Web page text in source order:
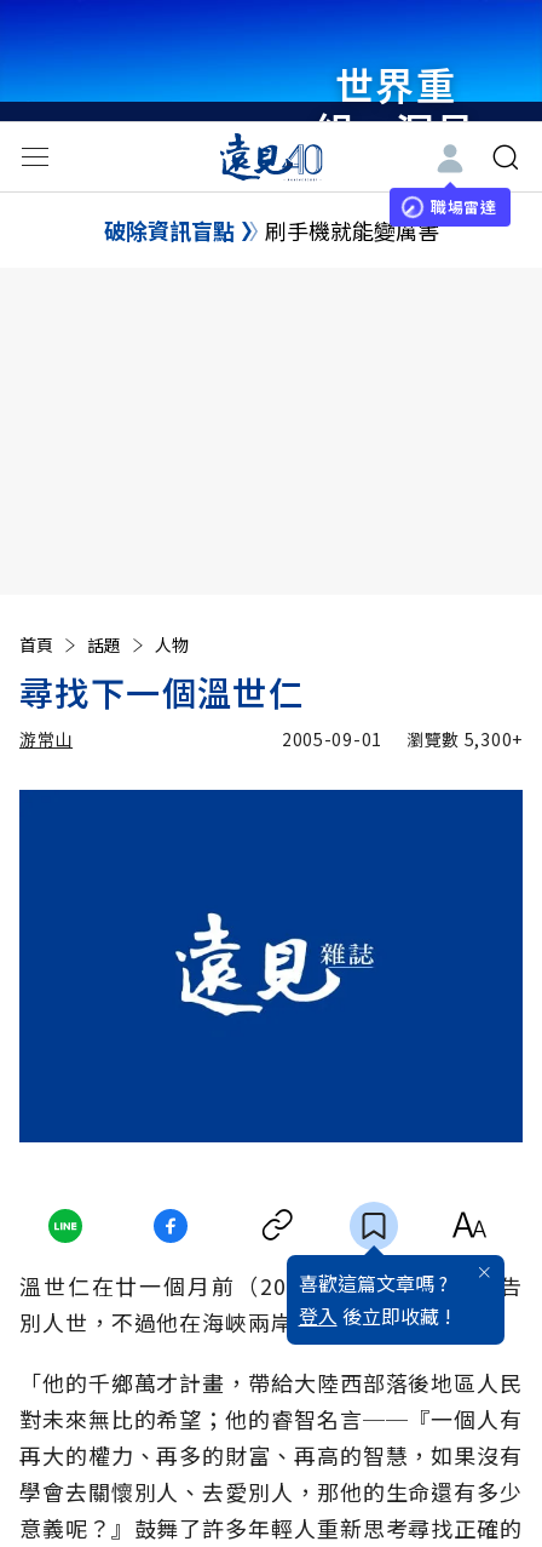
世界重
組・洞見
未來 與
世界領袖
職場雷達
破除資訊盲點 刷手機就能變厲害
首頁 話題 人物
尋找下一個溫世仁
游常山 2005-09-01 瀏覽數 5,300+
喜歡這篇文章嗎 ?
登入 後立即收藏 !
溫世仁在廿一個月前（2003年12月7日）突然告
別人世，不過他在海峽兩岸遺愛人間迄今。
「他的千鄉萬才計畫，帶給大陸西部落後地區人民
對未來無比的希望；他的睿智名言──『一個人有
再大的權力、再多的財富、再高的智慧，如果沒有
學會去關懷別人、去愛別人，那他的生命還有多少
意義呢？』鼓舞了許多年輕人重新思考尋找正確的